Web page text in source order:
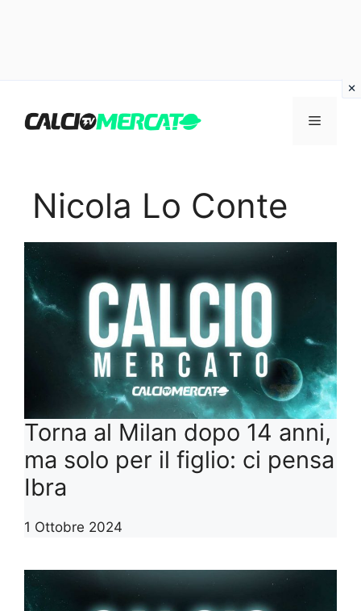
contenuto
Menu
Nicola Lo Conte
Torna al Milan dopo 14 anni,
ma solo per il figlio: ci pensa
Ibra
1 Ottobre 2024